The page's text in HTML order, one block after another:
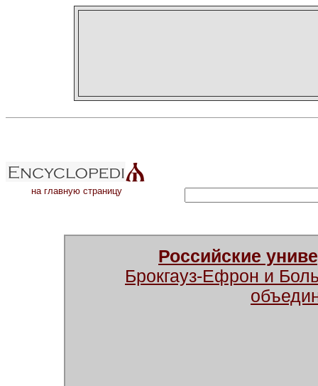
на главную страницу
Российские
Брокгауз-Ефрон и